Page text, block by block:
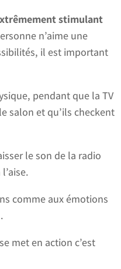
stimulant
n’aime une
il est important
pendant que la TV
salon et qu’ils checkent
le son de la radio
comme aux émotions
met en action c’est